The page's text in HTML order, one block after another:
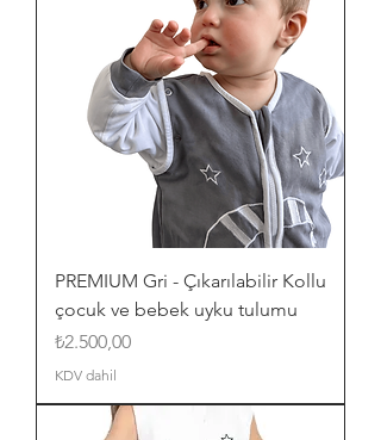
PREMIUM Gri - Çıkarılabilir Kollu
çocuk ve bebek uyku tulumu
Fiyat
₺2.500,00
KDV dahil